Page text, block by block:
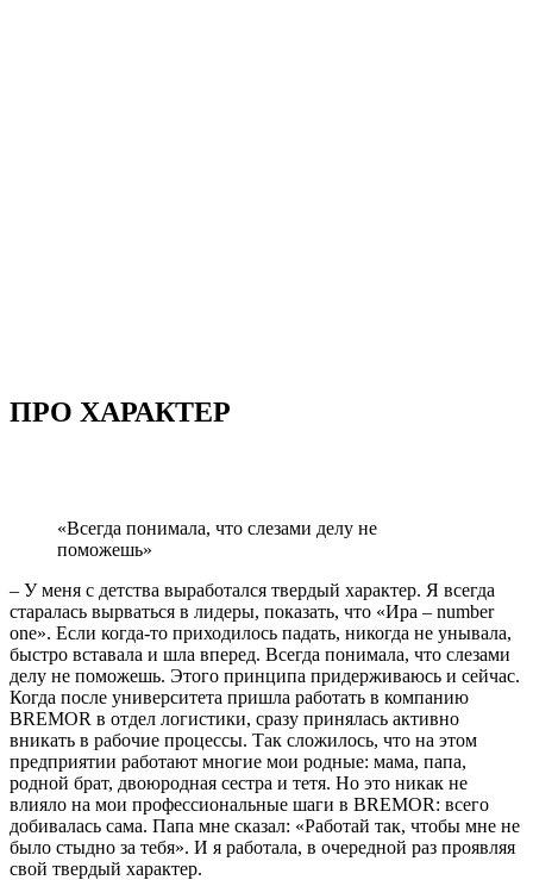
ПРО ХАРАКТЕР
«Всегда понимала, что слезами делу не
поможешь»
– У меня с детства выработался твердый характер. Я всегда
старалась вырваться в лидеры, показать, что «Ира – number
one». Если когда-то приходилось падать, никогда не унывала,
быстро вставала и шла вперед. Всегда понимала, что слезами
делу не поможешь. Этого принципа придерживаюсь и сейчас.
Когда после университета пришла работать в компанию
BREMOR в отдел логистики, сразу принялась активно
вникать в рабочие процессы. Так сложилось, что на этом
предприятии работают многие мои родные: мама, папа,
родной брат, двоюродная сестра и тетя. Но это никак не
влияло на мои профессиональные шаги в BREMOR: всего
добивалась сама. Папа мне сказал: «Работай так, чтобы мне не
было стыдно за тебя». И я работала, в очередной раз проявляя
свой твердый характер.